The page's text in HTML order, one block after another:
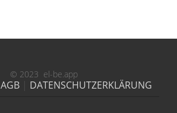
© 2023 el-be.app
AGB| DATENSCHUTZERKLÄRUNG